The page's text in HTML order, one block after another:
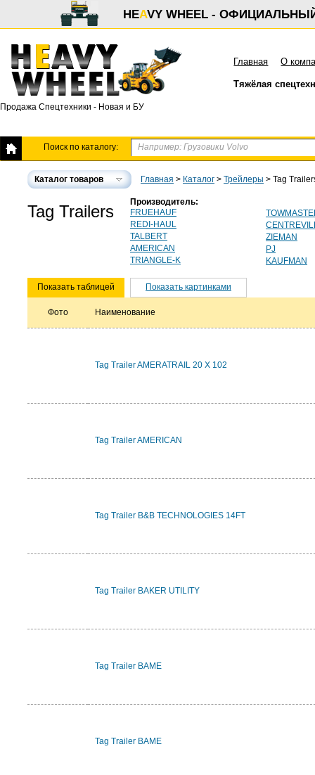
HEAVY WHEEL -
Продажа Спецтехники - Новая и БУ
Главная О
Тяжёлая
Поиск по каталогу:
Каталог товаров Главная > Каталог > Трейлеры > Tag
Tag Trailers
Производитель:
FRUEHAUF
REDI-HAUL
TALBERT
AMERICAN
TRIANGLE-K
ZIEMAN
PJ
KAUFMAN
Показать таблицей Показать картинками
Фото Наименование
Tag Trailer AMERATRAIL 20 X 102
Tag Trailer AMERICAN
Tag Trailer B&B TECHNOLOGIES 14FT
Tag Trailer BAKER UTILITY
Tag Trailer BAME
Tag Trailer BAME